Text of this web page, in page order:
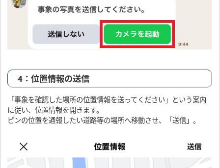
4：位置情報の送信
「事象を確認した場所の位置情報を送ってください」という案内
に従い、位置情報を開きます。
ピンの位置を通報したい道路等の場所へ移動させ、「送信」。